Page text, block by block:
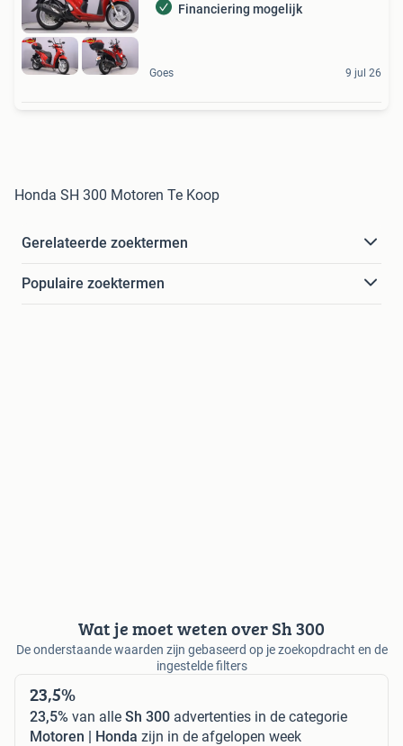
Financiering mogelijk
Goes 9 jul 26
Honda SH 300 Motoren Te Koop
Gerelateerde zoektermen
Populaire zoektermen
Wat je moet weten over Sh 300
De onderstaande waarden zijn gebaseerd op je zoekopdracht en de
ingestelde filters
23,5%
23,5% van alle Sh 300 advertenties in de categorie
Motoren | Honda zijn in de afgelopen week